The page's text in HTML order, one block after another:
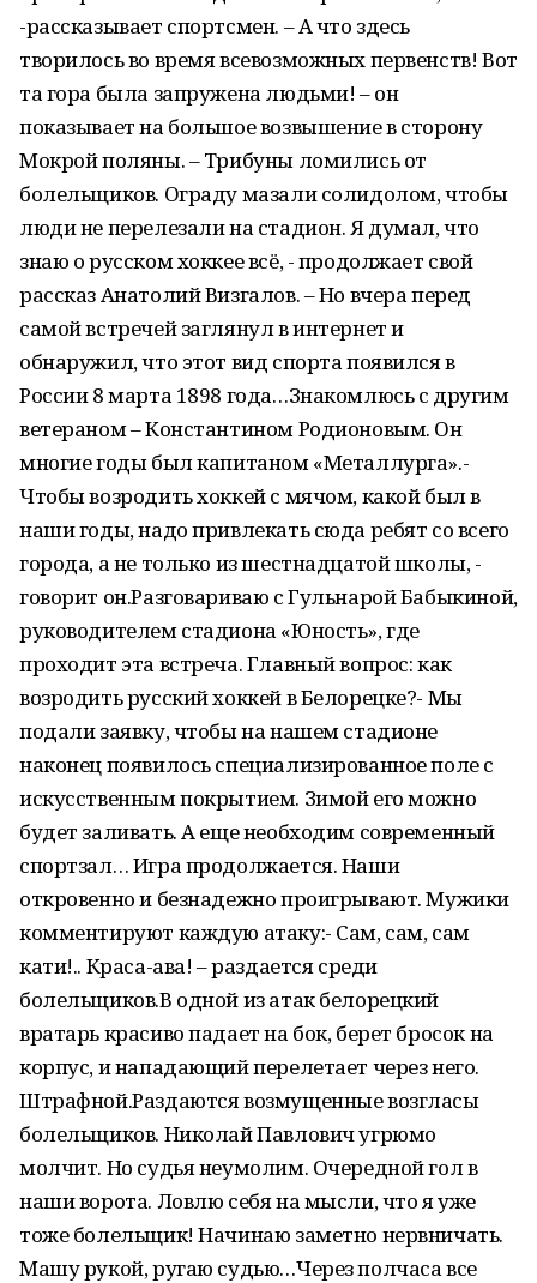
-рассказывает спортсмен. – А что здесь
творилось во время всевозможных первенств! Вот
та гора была запружена людьми! – он
показывает на большое возвышение в сторону
Мокрой поляны. – Трибуны ломились от
болельщиков. Ограду мазали солидолом, чтобы
люди не перелезали на стадион. Я думал, что
знаю о русском хоккее всё, - продолжает свой
рассказ Анатолий Визгалов. – Но вчера перед
самой встречей заглянул в интернет и
обнаружил, что этот вид спорта появился в
России 8 марта 1898 года…Знакомлюсь с другим
ветераном – Константином Родионовым. Он
многие годы был капитаном «Металлурга».-
Чтобы возродить хоккей с мячом, какой был в
наши годы, надо привлекать сюда ребят со всего
города, а не только из шестнадцатой школы, -
говорит он.Разговариваю с Гульнарой Бабыкиной,
руководителем стадиона «Юность», где
проходит эта встреча. Главный вопрос: как
возродить русский хоккей в Белорецке?- Мы
подали заявку, чтобы на нашем стадионе
наконец появилось специализированное поле с
искусственным покрытием. Зимой его можно
будет заливать. А еще необходим современный
спортзал… Игра продолжается. Наши
откровенно и безнадежно проигрывают. Мужики
комментируют каждую атаку:- Сам, сам, сам
кати!.. Краса-ава! – раздается среди
болельщиков.В одной из атак белорецкий
вратарь красиво падает на бок, берет бросок на
корпус, и нападающий перелетает через него.
Штрафной.Раздаются возмущенные возгласы
болельщиков. Николай Павлович угрюмо
молчит. Но судья неумолим. Очередной гол в
наши ворота. Ловлю себя на мысли, что я уже
тоже болельщик! Начинаю заметно нервничать.
Машу рукой, ругаю судью…Через полчаса все